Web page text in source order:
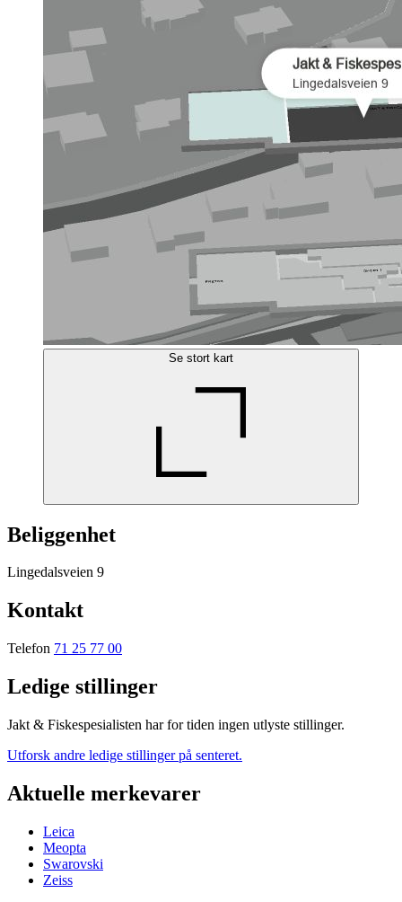
Se stort kart
Beliggenhet
Lingedalsveien 9
Kontakt
Telefon 71 25 77 00
Ledige stillinger
Jakt & Fiskespesialisten har for tiden ingen utlyste stillinger.
Utforsk andre ledige stillinger på senteret.
Aktuelle merkevarer
Leica
Meopta
Swarovski
Zeiss